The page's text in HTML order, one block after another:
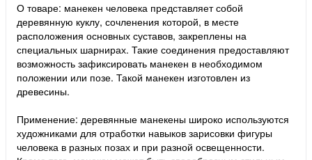
О товаре: манекен человека представляет собой
деревянную куклу, сочленения которой, в месте
расположения основных суставов, закреплены на
специальных шарнирах. Такие соединения предоставляют
возможность зафиксировать манекен в необходимом
положении или позе. Такой манекен изготовлен из
древесины.
Применение: деревянные манекены широко используются
художниками для отработки навыков зарисовки фигуры
человека в разных позах и при разной освещенности.